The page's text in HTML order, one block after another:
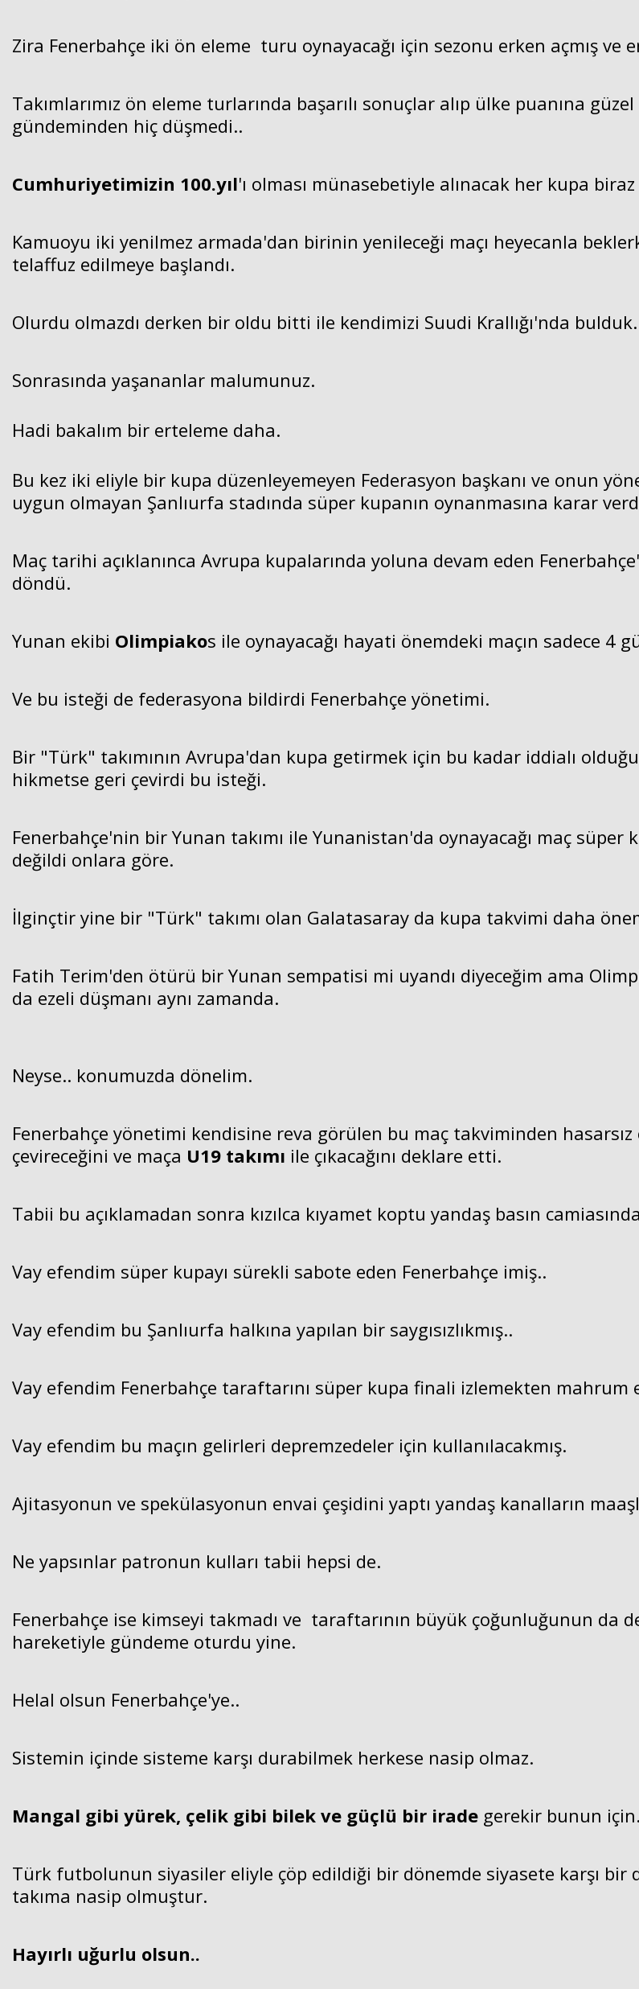
Zira Fenerbahçe iki ön eleme turu oynayacağı için sezonu erken açmış
Takımlarımız ön eleme turlarında başarılı sonuçlar alıp ülke puanına
gündeminden hiç düşmedi..
Cumhuriyetimizin 100.yıl'ı olması münasebetiyle alınacak her kupa
Kamuoyu iki yenilmez armada'dan birinin yenileceği maçı heyecanla
telaffuz edilmeye başlandı.
Olurdu olmazdı derken bir oldu bitti ile kendimizi Suudi Krallığı'nda bulduk.
Sonrasında yaşananlar malumunuz.
Hadi bakalım bir erteleme daha.
Bu kez iki eliyle bir kupa düzenleyemeyen Federasyon başkanı ve onun
uygun olmayan Şanlıurfa stadında süper kupanın oynanmasına karar
Maç tarihi açıklanınca Avrupa kupalarında yoluna devam eden
döndü.
Yunan ekibi Olimpiakos ile oynayacağı hayati önemdeki maçın sadece 4
Ve bu isteği de federasyona bildirdi Fenerbahçe yönetimi.
Bir "Türk" takımının Avrupa'dan kupa getirmek için bu kadar iddialı
hikmetse geri çevirdi bu isteği.
Fenerbahçe'nin bir Yunan takımı ile Yunanistan'da oynayacağı maç
değildi onlara göre.
İlginçtir yine bir "Türk" takımı olan Galatasaray da kupa takvimi daha
Fatih Terim'den ötürü bir Yunan sempatisi mi uyandı diyeceğim ama
da ezeli düşmanı aynı zamanda.
Neyse.. konumuzda dönelim.
Fenerbahçe yönetimi kendisine reva görülen bu maç takviminden
çevireceğini ve maça U19 takımı ile çıkacağını deklare etti.
Tabii bu açıklamadan sonra kızılca kıyamet koptu yandaş basın
Vay efendim süper kupayı sürekli sabote eden Fenerbahçe imiş..
Vay efendim bu Şanlıurfa halkına yapılan bir saygısızlıkmış..
Vay efendim Fenerbahçe taraftarını süper kupa finali izlemekten mahrum
Vay efendim bu maçın gelirleri depremzedeler için kullanılacakmış.
Ajitasyonun ve spekülasyonun envai çeşidini yaptı yandaş kanalların
Ne yapsınlar patronun kulları tabii hepsi de.
Fenerbahçe ise kimseyi takmadı ve taraftarının büyük çoğunluğunun da
hareketiyle gündeme oturdu yine.
Helal olsun Fenerbahçe'ye..
Sistemin içinde sisteme karşı durabilmek herkese nasip olmaz.
Mangal gibi yürek, çelik gibi bilek ve güçlü bir irade gerekir bunun için.
Türk futbolunun siyasiler eliyle çöp edildiği bir dönemde siyasete karşı
takıma nasip olmuştur.
Hayırlı uğurlu olsun..